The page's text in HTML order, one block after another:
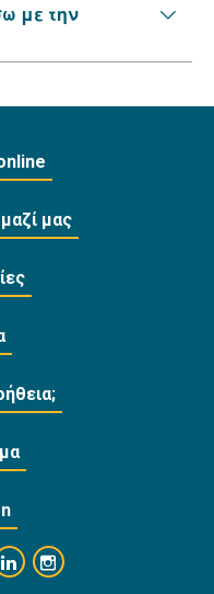
με την
μας
bankofcyprus_
www.youtube.com/user/
https://www.linkedin.com/
https://